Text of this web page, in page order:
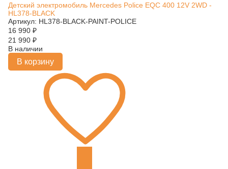
Детский электромобиль Mercedes Police EQC 400 12V 2WD -
HL378-BLACK
Артикул: HL378-BLACK-PAINT-POLICE
16 990 ₽
21 990 ₽
В наличии
В корзину